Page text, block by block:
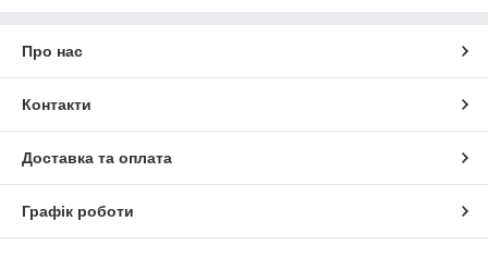
Про нас
Контакти
Доставка та оплата
Графік роботи